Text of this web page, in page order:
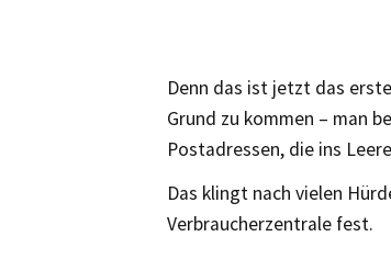
Denn das ist jetzt das
Grund zu kommen – man
Postadressen, die ins
Das klingt nach vielen
Verbraucherzentrale fest.